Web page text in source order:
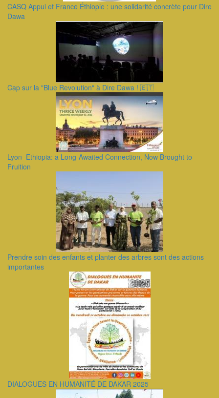
CASQ Appui et France Éthiopie : une solidarité concrète pour Dire
Dawa
Cap sur la "Blue Revolution" à Dire Dawa ! 🇪🇹
Lyon–Ethiopia: a Long-Awaited Connection, Now Brought to
Fruition
Prendre soin des enfants et planter des arbres sont des actions
importantes
DIALOGUES EN HUMANITÉ DE DAKAR 2025